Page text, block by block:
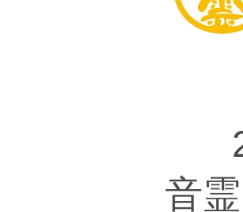
音